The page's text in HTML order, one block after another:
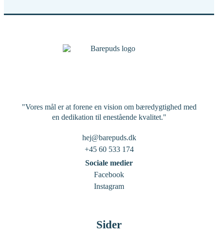
"Vores mål er at forene en vision om bæredygtighed med
en dedikation til enestående kvalitet."
hej@barepuds.dk
+45 60 533 174
Sociale medier
Facebook
Instagram
Sider